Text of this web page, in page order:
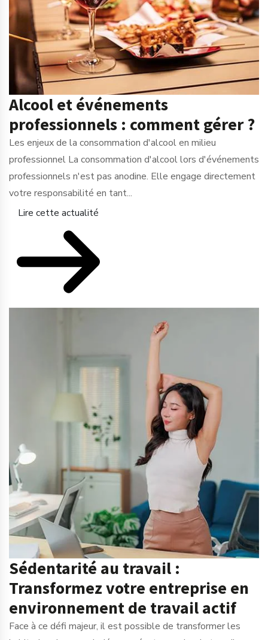
Alcool et événements
professionnels : comment gérer ?
Les enjeux de la consommation d'alcool en milieu
professionnel La consommation d'alcool lors d'événements
professionnels n'est pas anodine. Elle engage directement
votre responsabilité en tant...
Lire cette actualité
Sédentarité au travail :
Transformez votre entreprise en
environnement de travail actif
Face à ce défi majeur, il est possible de transformer les